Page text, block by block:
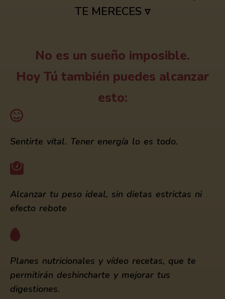
TE MERECES ▿
No es un sueño imposible.
Hoy Tú también puedes alcanzar
esto:
Sentirte vital. Tener energía lo es todo.
Alcanzar tu peso ideal, sin dietas estrictas ni
efecto rebote
Planes nutricionales y vídeo recetas, que te
permitirán deshincharte y mejorar tus
digestiones.